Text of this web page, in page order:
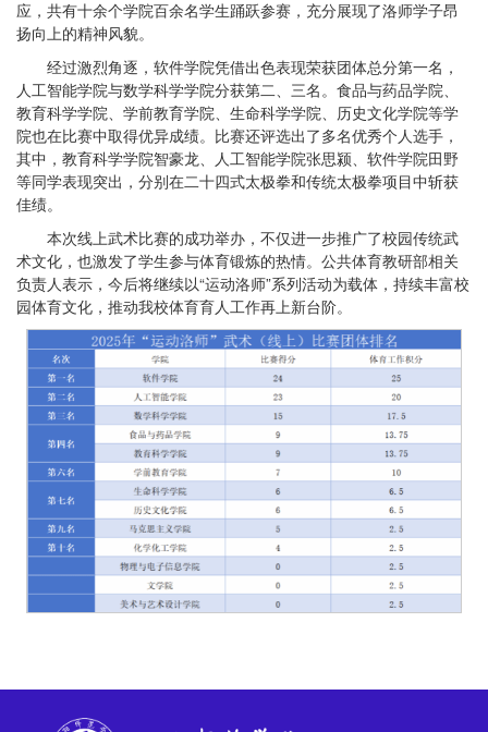
应，共有十余个学院百余名学生踊跃参赛，充分展现了洛师学子昂
扬向上的精神风貌。
经过激烈角逐，软件学院凭借出色表现荣获团体总分第一名，
人工智能学院与数学科学学院分获第二、三名。食品与药品学院、
教育科学学院、学前教育学院、生命科学学院、历史文化学院等学
院也在比赛中取得优异成绩。比赛还评选出了多名优秀个人选手，
其中，教育科学学院智豪龙、人工智能学院张思颍、软件学院田野
等同学表现突出，分别在二十四式太极拳和传统太极拳项目中斩获
佳绩。
本次线上武术比赛的成功举办，不仅进一步推广了校园传统武
术文化，也激发了学生参与体育锻炼的热情。公共体育教研部相关
负责人表示，今后将继续以“运动洛师”系列活动为载体，持续丰富校
园体育文化，推动我校体育育人工作再上新台阶。